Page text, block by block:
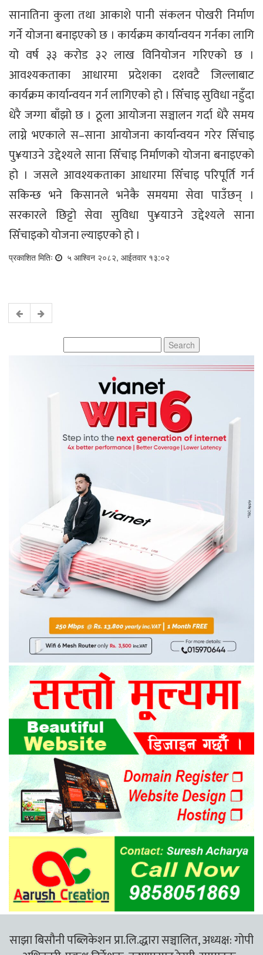
सानातिना कुला तथा आकाशे पानी संकलन पोखरी निर्माण
गर्ने योजना बनाइएको छ । कार्यक्रम कार्यान्वयन गर्नका लागि
यो वर्ष ३३ करोड ३२ लाख विनियोजन गरिएको छ ।
आवश्यकताका आधारमा प्रदेशका दशवटै जिल्लाबाट
कार्यक्रम कार्यान्वयन गर्न लागिएको हो । सिँचाइ सुविधा नहुँदा
धेरै जग्गा बाँझो छ । ठूला आयोजना सञ्चालन गर्दा धेरै समय
लाग्ने भएकाले स–साना आयोजना कार्यान्वयन गरेर सिँचाइ
पु¥याउने उद्देश्यले साना सिँचाइ निर्माणको योजना बनाइएको
हो । जसले आवश्यकताका आधारमा सिँचाइ परिपूर्ति गर्न
सकिन्छ भने किसानले भनेकै समयमा सेवा पाउँछन् ।
सरकारले छिट्टो सेवा सुविधा पु¥याउने उद्देश्यले साना
सिँचाइको योजना ल्याइएको हो ।
प्रकाशित मितिः ५ आश्विन २०८२, आईतवार १३:०२
for:
साझा बिसौनी पब्लिकेशन प्रा.लि.द्धारा सञ्चालित, अध्यक्ष: गोपी